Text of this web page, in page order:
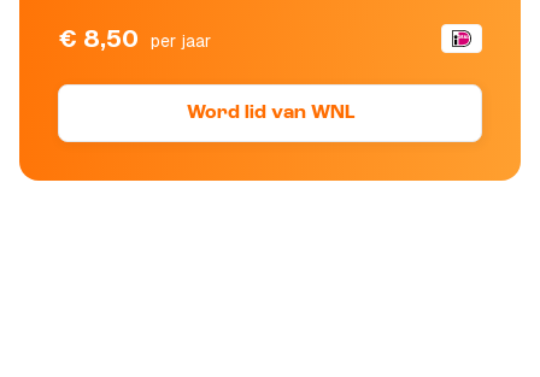
€ 8,50 per jaar
Word lid van WNL